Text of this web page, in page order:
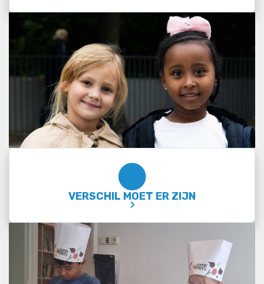
VERSCHIL MOET ER ZIJN